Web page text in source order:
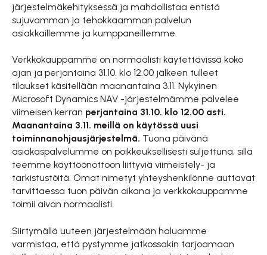
järjestelmäkehityksessä ja mahdollistaa entistä
sujuvamman ja tehokkaamman palvelun
asiakkaillemme ja kumppaneillemme.
Verkkokauppamme on normaalisti käytettävissä koko
ajan ja perjantaina 31.10. klo 12.00 jälkeen tulleet
tilaukset käsitellään maanantaina 3.11. Nykyinen
Microsoft Dynamics NAV -järjestelmämme palvelee
viimeisen kerran perjantaina 31.10. klo 12.00 asti.
Maanantaina 3.11. meillä on käytössä uusi
toiminnanohjausjärjestelmä. Tuona päivänä
asiakaspalvelumme on poikkeuksellisesti suljettuna, sillä
teemme käyttöönottoon liittyviä viimeistely- ja
tarkistustöitä. Omat nimetyt yhteyshenkilönne auttavat
tarvittaessa tuon päivän aikana ja verkkokauppamme
toimii aivan normaalisti.
Siirtymällä uuteen järjestelmään haluamme
varmistaa, että pystymme jatkossakin tarjoamaan